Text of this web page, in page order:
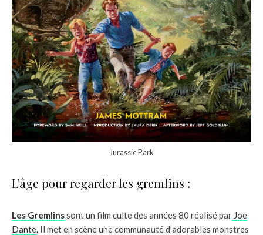
Jurassic Park
L’âge pour regarder les gremlins :
Les Gremlinssont un film culte des années 80 réalisé par Joe
Dante. Il met en scène une communauté d’adorables monstres